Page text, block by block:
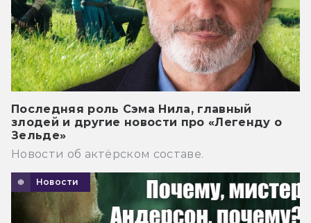
Последняя роль Сэма Нила, главный
злодей и другие новости про «Легенду о
Зельде»
Новости об актёрском составе.
Новости